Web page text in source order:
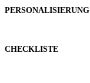
PERSONALISIERUNG
CHECKLISTE